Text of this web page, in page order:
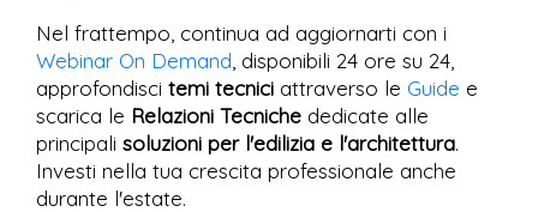
Nel frattempo, continua ad aggiornarti con i
Webinar On Demand , disponibili 24 ore su 24,
approfondisci temi tecnici attraverso le Guide e
scarica le Relazioni Tecniche dedicate alle
principali soluzioni per l'edilizia e l'architettura.
Investi nella tua crescita professionale anche
durante l'estate.